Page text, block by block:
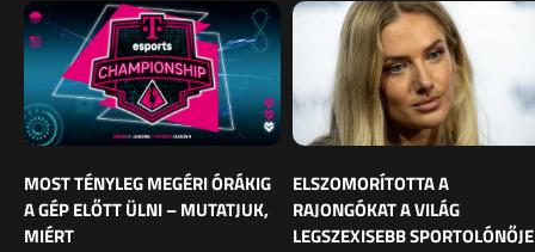
MOST TÉNYLEG MEGÉRI ÓRÁKIG
A GÉP ELŐTT ÜLNI – MUTATJUK,
MIÉRT
ELSZOMORÍTOTTA A
RAJONGÓKAT A VILÁG
LEGSZEXISEBB SPORTOLÓNŐJE